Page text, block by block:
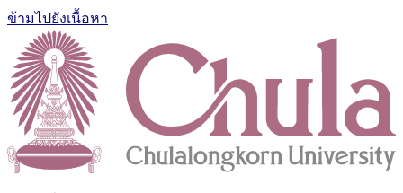
ข้ามไปยังเนื้อหา